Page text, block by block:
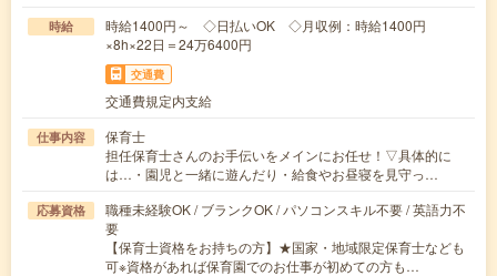
時給
時給1400円～ ◇日払いOK ◇月収例：時給1400円
×8h×22日＝24万6400円
交通費
交通費規定内支給
仕事内容
保育士
担任保育士さんのお手伝いをメインにお任せ！▽具体的に
は…・園児と一緒に遊んだり・給食やお昼寝を見守っ…
応募資格
職種未経験OK / ブランクOK / パソコンスキル不要 / 英語力不
要
【保育士資格をお持ちの方】★国家・地域限定保育士なども
可※資格があれば保育園でのお仕事が初めての方も…